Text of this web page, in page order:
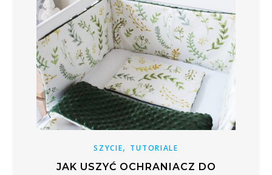
SZYCIE, TUTORIALE
JAK USZYĆ OCHRANIACZ DO